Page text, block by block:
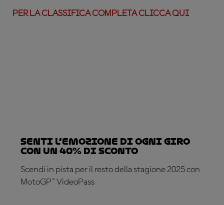
PER LA CLASSIFICA COMPLETA CLICCA QUI
Senti l’emozione di ogni giro
con un 40% di sconto
Scendi in pista per il resto della stagione 2025 con
MotoGP™ VideoPass